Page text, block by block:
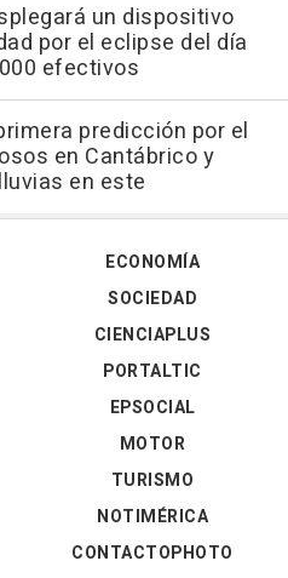
un dispositivo
por el eclipse del día
efectivos
predicción por el
en Cantábrico y
en este
ECONOMÍA
SOCIEDAD
CIENCIAPLUS
PORTALTIC
EPSOCIAL
MOTOR
TURISMO
NOTIMÉRICA
CONTACTOPHOTO